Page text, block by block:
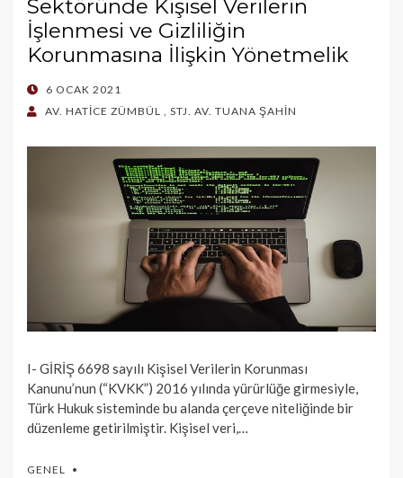
Sektöründe Kişisel Verilerin
İşlenmesi ve Gizliliğin
Korunmasına İlişkin Yönetmelik
POSTED
ON
6 OCAK 2021
AV. HATİCE ZÜMBÜL , STJ. AV. TUANA ŞAHİN
I- GİRİŞ 6698 sayılı Kişisel Verilerin Korunması
Kanunu’nun (“KVKK”) 2016 yılında yürürlüğe girmesiyle,
Türk Hukuk sisteminde bu alanda çerçeve niteliğinde bir
düzenleme getirilmiştir. Kişisel veri,…
GENEL